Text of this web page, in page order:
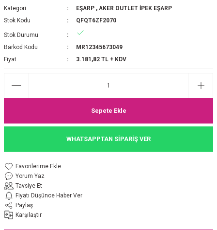
2025-2026 SONBAHAR KIŞ
JAKAR EŞARP
PAMUK EŞARP
İPEK EŞARP
ŞAL
MEDİNE İPEĞİ ŞAL
İPEĞİ ŞAL
ŞAL
Kategori
EŞARP , AKER OUTLET İPEK EŞARP
Stok Kodu
QFQT6ZF2070
Stok Durumu
Barkod Kodu
MR12345673049
Fiyat
3.181,82 TL + KDV
Sepete Ekle
WHATSAPPTAN SİPARİŞ VER
Yorum Yaz
Tavsiye Et
Fiyatı Düşünce Haber Ver
Paylaş
Karşılaştır